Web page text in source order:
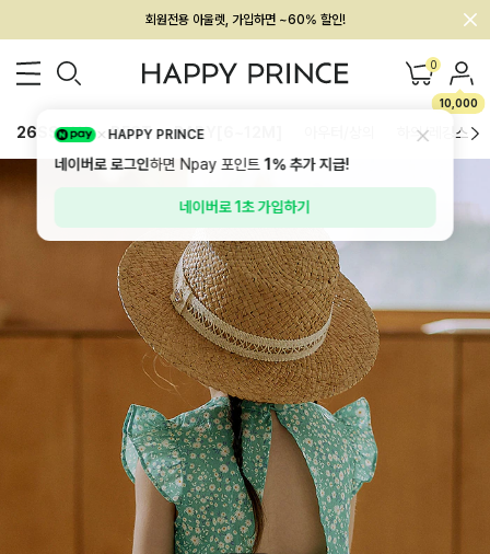
회원전용 아울렛, 가입하면 ~60% 할인!
멤버십 최대 28,000원 혜택 0
10,000
26SS 신상 BEST BABY[6~12M] 하의/레깅스
HAPPY PRINCE
네이버로 로그인하면 Npay 포인트1%추가 지급!
네이버로 1초 가입하기